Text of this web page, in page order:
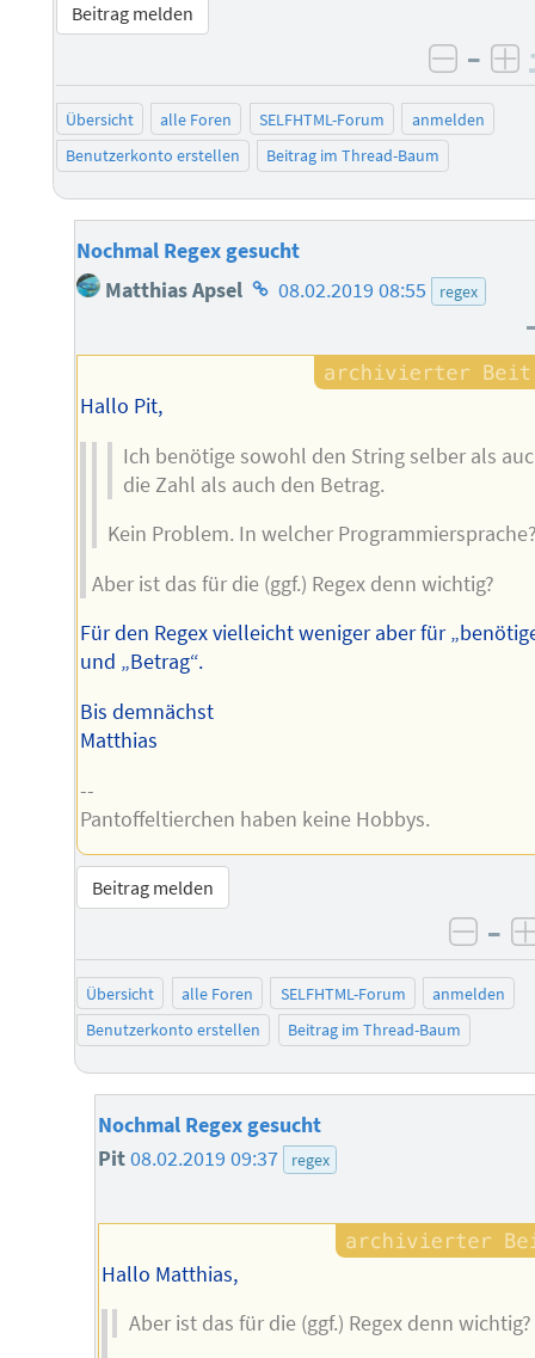
Beitrag melden
–
Übersicht alle Foren SELFHTML-Forum
anmelden
Benutzerkonto erstellen
Beitrag im Thread-Baum
Nochmal Regex gesucht
Matthias Apsel Homepage
Autors
08.02.2019 08:55 regex
Hallo Pit,
Ich benötige sowohl den String selber als
die Zahl als auch den Betrag.
Kein Problem. In welcher
Aber ist das für die (ggf.) Regex denn wichtig?
Für den Regex vielleicht weniger aber für
und „Betrag“.
Bis demnächst
Matthias
--
Pantoffeltierchen haben keine Hobbys.
Beitrag melden
–
Übersicht alle Foren SELFHTML-Forum
anmelden
Benutzerkonto erstellen
Beitrag im Thread-Baum
Nochmal Regex gesucht
Pit08.02.2019 09:37 regex
Hallo Matthias,
Aber ist das für die (ggf.) Regex denn wichtig?